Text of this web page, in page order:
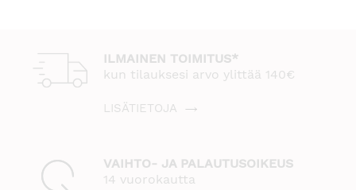
ILMAINEN TOIMITUS*
kun tilauksesi arvo ylittää 140€
LISÄTIETOJA
VAIHTO- JA PALAUTUSOIKEUS
14 vuorokautta